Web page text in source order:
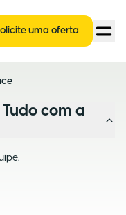
uma oferta
com a